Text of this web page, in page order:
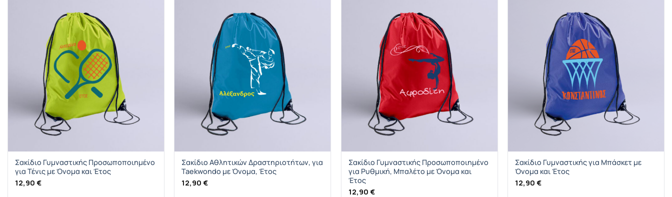
Σακίδιο Γυμναστικής Προσωποποιημένο
για Τένις με Όνομα και Έτος
12,90 €
Σακίδιο Αθλητικών Δραστηριοτήτων, για
Taekwondo με Όνομα, Έτος
12,90€
Σακίδιο Γυμναστικής Προσωποποιημένο
για Ρυθμική, Μπαλέτο με Όνομα και
Έτος
12,90 €
Σακίδιο Γυμναστικής για Μπάσκετ με
Όνομα και Έτος
12,90€